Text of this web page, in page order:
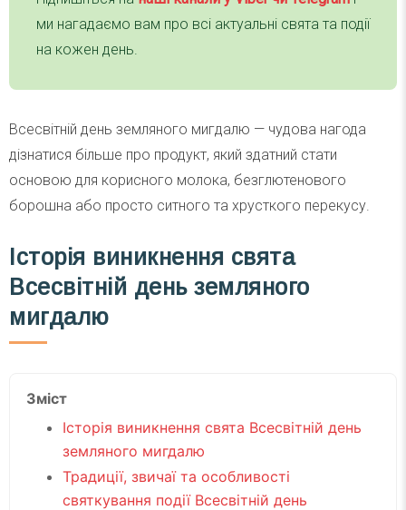
ми нагадаємо вам про всі актуальні свята та події
на кожен день.
Всесвітній день земляного мигдалю — чудова нагода
дізнатися більше про продукт, який здатний стати
основою для корисного молока, безглютенового
борошна або просто ситного та хрусткого перекусу.
Історія виникнення свята
Всесвітній день земляного
мигдалю
Зміст
Історія виникнення свята Всесвітній день
земляного мигдалю
Традиції, звичаї та особливості
святкування події Всесвітній день